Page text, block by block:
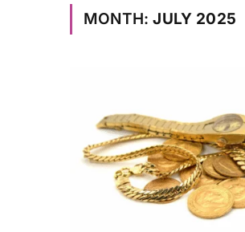
MONTH:JULY 2025